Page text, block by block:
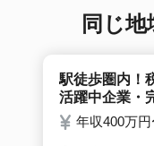
同じ
駅徒歩圏内！
活躍中企業・
年収400万